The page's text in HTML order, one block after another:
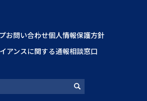
お問い合わせ個人情報保護方針
アンスに関する通報相談窓口